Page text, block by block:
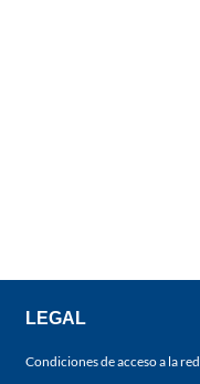
LEGAL
Condiciones de acceso a la red